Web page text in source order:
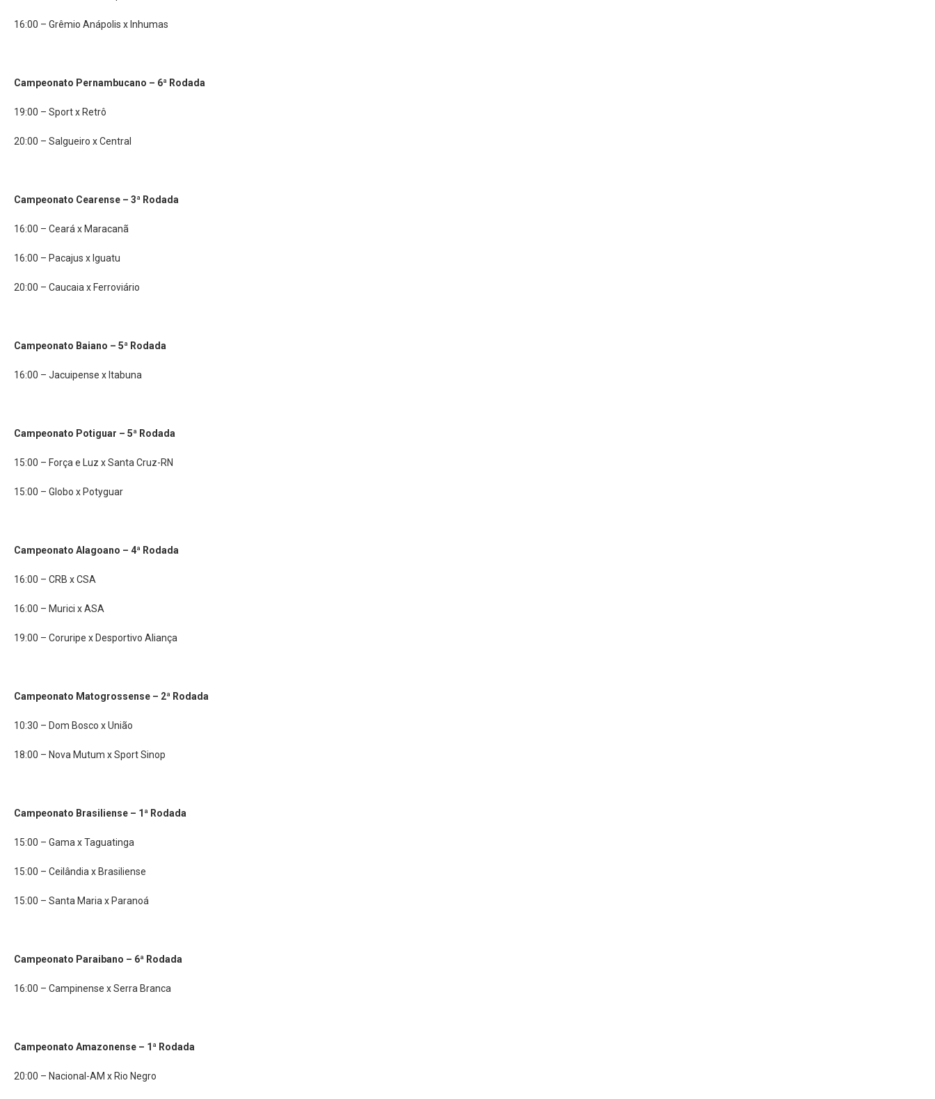
16:00 – Grêmio Anápolis x Inhumas
Campeonato Pernambucano – 6ª Rodada
19:00 – Sport x Retrô
20:00 – Salgueiro x Central
Campeonato Cearense – 3ª Rodada
16:00 – Ceará x Maracanã
16:00 – Pacajus x Iguatu
20:00 – Caucaia x Ferroviário
Campeonato Baiano – 5ª Rodada
16:00 – Jacuipense x Itabuna
Campeonato Potiguar – 5ª Rodada
15:00 – Força e Luz x Santa Cruz-RN
15:00 – Globo x Potyguar
Campeonato Alagoano – 4ª Rodada
16:00 – CRB x CSA
16:00 – Murici x ASA
19:00 – Coruripe x Desportivo Aliança
Campeonato Matogrossense – 2ª Rodada
10:30 – Dom Bosco x União
18:00 – Nova Mutum x Sport Sinop
Campeonato Brasiliense – 1ª Rodada
15:00 – Gama x Taguatinga
15:00 – Ceilândia x Brasiliense
15:00 – Santa Maria x Paranoá
Campeonato Paraibano – 6ª Rodada
16:00 – Campinense x Serra Branca
Campeonato Amazonense – 1ª Rodada
20:00 – Nacional-AM x Rio Negro